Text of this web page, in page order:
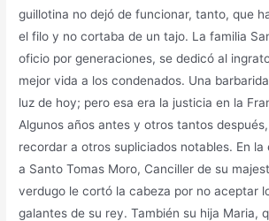
guillotina no dejó de funcionar, tanto, que
el filo y no cortaba de un tajo. La familia
oficio por generaciones, se dedicó al
mejor vida a los condenados. Una
luz de hoy; pero esa era la justicia en la
Algunos años antes y otros tantos
recordar a otros supliciados notables. En
a Santo Tomas Moro, Canciller de su
verdugo le cortó la cabeza por no aceptar
galantes de su rey. También su hija Maria,